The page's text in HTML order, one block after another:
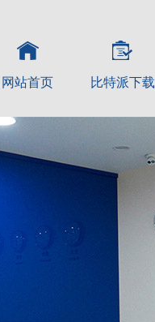
网站首页 比特派下载